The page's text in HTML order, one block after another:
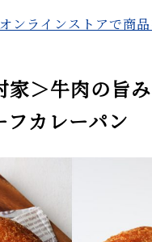
ンラインストアで商
家＞牛肉の旨
フカレーパン